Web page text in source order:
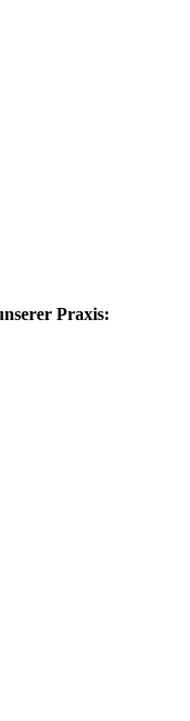
Praxis: